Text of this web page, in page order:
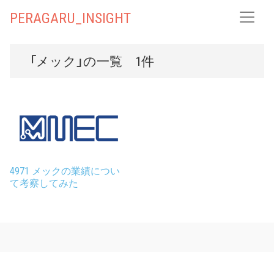
PERAGARU_INSIGHT
「メック」の一覧 1件
4971 メックの業績につい
て考察してみた